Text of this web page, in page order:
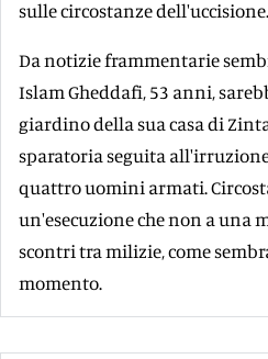
sulle circostanze dell'uccisione.
Da notizie frammentarie
Islam Gheddafi, 53 anni,
giardino della sua casa di
sparatoria seguita
quattro uomini armati.
un'esecuzione che non a una
scontri tra milizie, come
momento.